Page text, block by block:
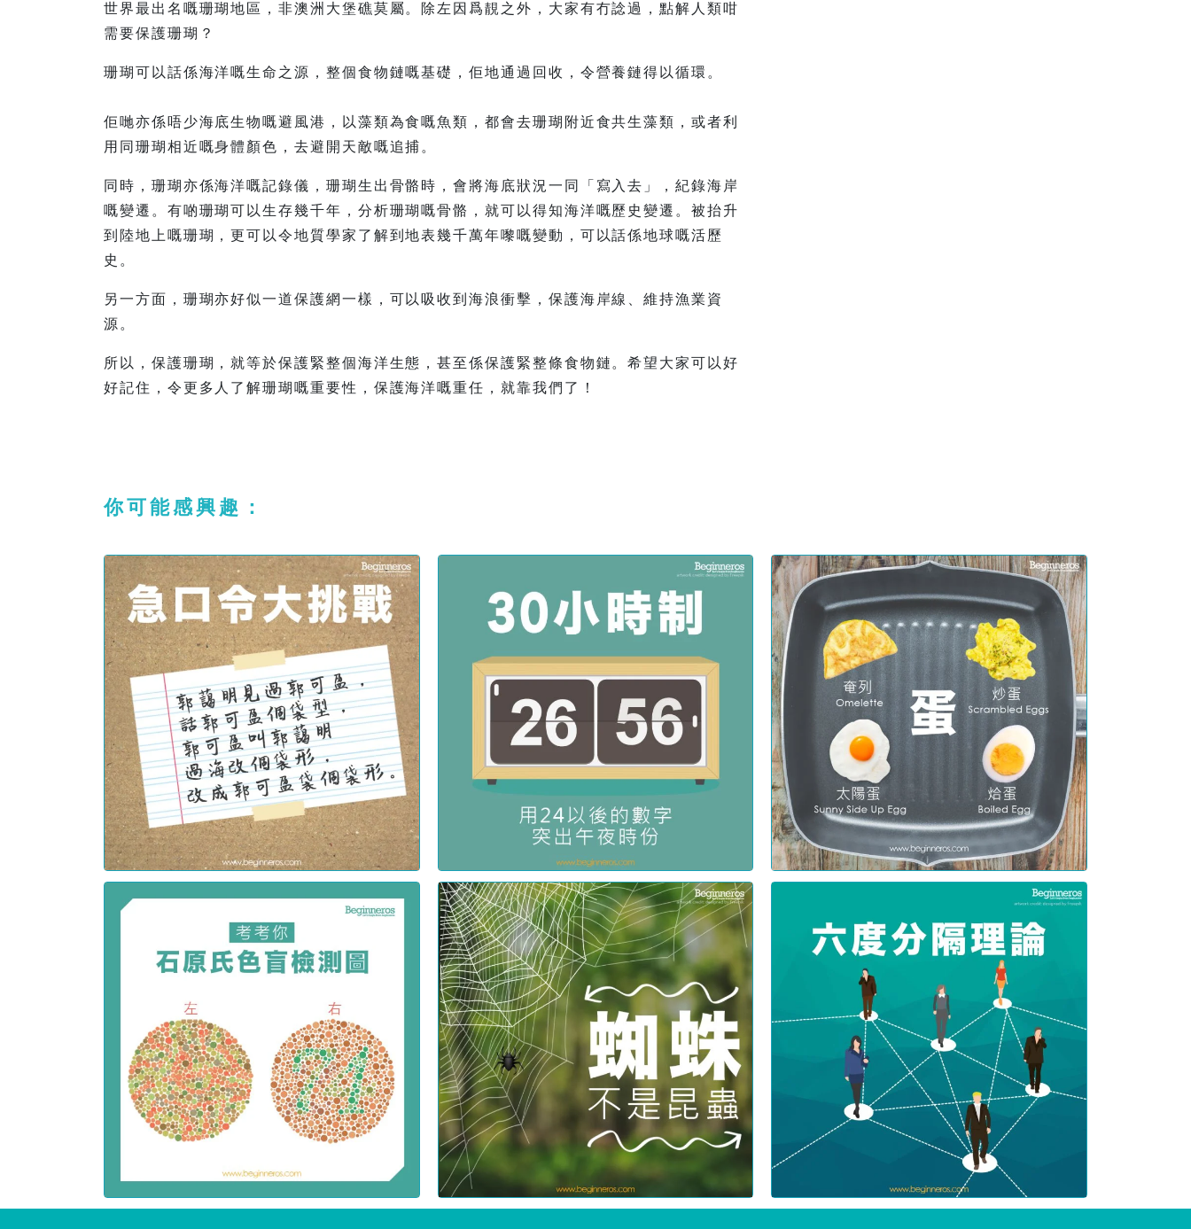
世界最出名嘅珊瑚地區，非澳洲大堡礁莫屬。除左因爲靚之外，大家有冇諗過，點解人類咁
需要保護珊瑚？
珊瑚可以話係海洋嘅生命之源，整個食物鏈嘅基礎，佢地通過回收，令營養鏈得以循環。
佢哋亦係唔少海底生物嘅避風港，以藻類為食嘅魚類，都會去珊瑚附近食共生藻類，或者利
用同珊瑚相近嘅身體顏色，去避開天敵嘅追捕。
同時，珊瑚亦係海洋嘅記錄儀，珊瑚生出骨骼時，會將海底狀況一同「寫入去」，紀錄海岸
嘅變遷。有啲珊瑚可以生存幾千年，分析珊瑚嘅骨骼，就可以得知海洋嘅歷史變遷。被抬升
到陸地上嘅珊瑚，更可以令地質學家了解到地表幾千萬年嚟嘅變動，可以話係地球嘅活歷
史。
另一方面，珊瑚亦好似一道保護網一樣，可以吸收到海浪衝擊，保護海岸線、維持漁業資
源。
所以，保護珊瑚，就等於保護緊整個海洋生態，甚至係保護緊整條食物鏈。希望大家可以好
好記住，令更多人了解珊瑚嘅重要性，保護海洋嘅重任，就靠我們了！
你可能感興趣：